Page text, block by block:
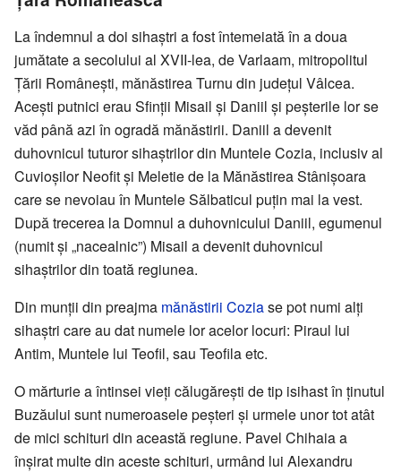
La îndemnul a doi sihaștri a fost întemeiată în a doua
jumătate a secolului al XVII-lea, de Varlaam, mitropolitul
Țării Românești, mănăstirea Turnu din județul Vâlcea.
Acești putnici erau Sfinții Misail și Daniil și peșterile lor se
văd până azi în ogradă mănăstirii. Daniil a devenit
duhovnicul tuturor sihaștrilor din Muntele Cozia, inclusiv al
Cuvioșilor Neofit și Meletie de la Mănăstirea Stânișoara
care se nevoiau în Muntele Sălbaticul puțin mai la vest.
După trecerea la Domnul a duhovnicului Daniil, egumenul
(numit și „nacealnic”) Misail a devenit duhovnicul
sihaștrilor din toată regiunea.
Din munții din preajma mănăstirii Coziase pot numi alți
sihaștri care au dat numele lor acelor locuri: Piraul lui
Antim, Muntele lui Teofil, sau Teofila etc.
O mărturie a întinsei vieți călugărești de tip isihast în ținutul
Buzăului sunt numeroasele peșteri și urmele unor tot atât
de mici schituri din această regiune. Pavel Chihaia a
înșirat multe din aceste schituri, urmând lui Alexandru